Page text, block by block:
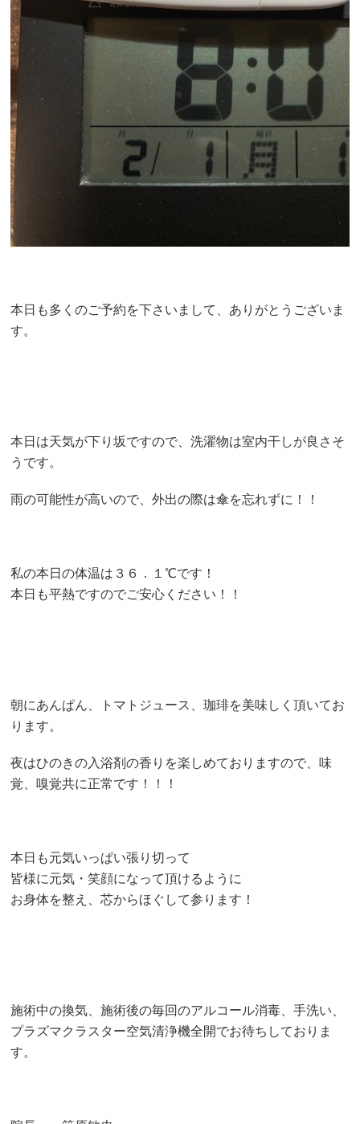
本日も多くのご予約を下さいまして、ありがとうございま
す。
本日は天気が下り坂ですので、洗濯物は室内干しが良さそ
うです。
雨の可能性が高いので、外出の際は傘を忘れずに！！
私の本日の体温は３６．１℃です！
本日も平熱ですのでご安心ください！！
朝にあんぱん、トマトジュース、珈琲を美味しく頂いてお
ります。
夜はひのきの入浴剤の香りを楽しめておりますので、味
覚、嗅覚共に正常です！！！
本日も元気いっぱい張り切って
皆様に元気・笑顔になって頂けるように
お身体を整え、芯からほぐして参ります！
施術中の換気、施術後の毎回のアルコール消毒、手洗い、
プラズマクラスター空気清浄機全開でお待ちしておりま
す。